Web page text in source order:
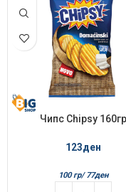
Чипс Chipsy 160гр
123ден
100 гр/ 77ден